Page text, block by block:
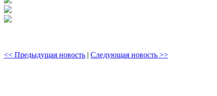
<< Предыдущая новость | Следующая новость >>